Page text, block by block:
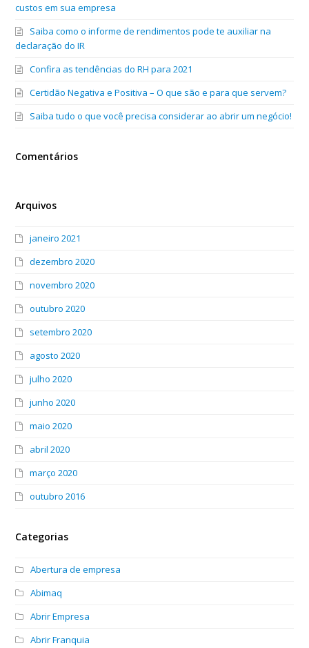
custos em sua empresa
Saiba como o informe de rendimentos pode te auxiliar na
declaração do IR
Confira as tendências do RH para 2021
Certidão Negativa e Positiva – O que são e para que servem?
Saiba tudo o que você precisa considerar ao abrir um negócio!
Comentários
Arquivos
janeiro 2021
dezembro 2020
novembro 2020
outubro 2020
setembro 2020
agosto 2020
julho 2020
junho 2020
maio 2020
abril 2020
março 2020
outubro 2016
Categorias
Abertura de empresa
Abimaq
Abrir Empresa
Abrir Franquia